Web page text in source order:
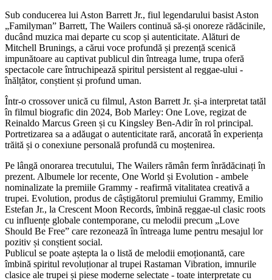
Sub conducerea lui Aston Barrett Jr., fiul legendarului basist Aston
„Familyman” Barrett, The Wailers continuă să-și onoreze rădăcinile,
ducând muzica mai departe cu scop și autenticitate. Alături de
Mitchell Brunings, a cărui voce profundă și prezență scenică
impunătoare au captivat publicul din întreaga lume, trupa oferă
spectacole care întruchipează spiritul persistent al reggae-ului -
înălțător, conștient și profund uman.
Într-o crossover unică cu filmul, Aston Barrett Jr. și-a interpretat tatăl
în filmul biografic din 2024, Bob Marley: One Love, regizat de
Reinaldo Marcus Green și cu Kingsley Ben-Adir în rol principal.
Portretizarea sa a adăugat o autenticitate rară, ancorată în experiența
trăită și o conexiune personală profundă cu moștenirea.
Pe lângă onorarea trecutului, The Wailers rămân ferm înrădăcinați în
prezent. Albumele lor recente, One World și Evolution - ambele
nominalizate la premiile Grammy - reafirmă vitalitatea creativă a
trupei. Evolution, produs de câștigătorul premiului Grammy, Emilio
Estefan Jr., la Crescent Moon Records, îmbină reggae-ul clasic roots
cu influențe globale contemporane, cu melodii precum „Love
Should Be Free” care rezonează în întreaga lume pentru mesajul lor
pozitiv și conștient social.
Publicul se poate aștepta la o listă de melodii emoționantă, care
îmbină spiritul revoluționar al trupei Rastaman Vibration, imnurile
clasice ale trupei și piese moderne selectate - toate interpretate cu